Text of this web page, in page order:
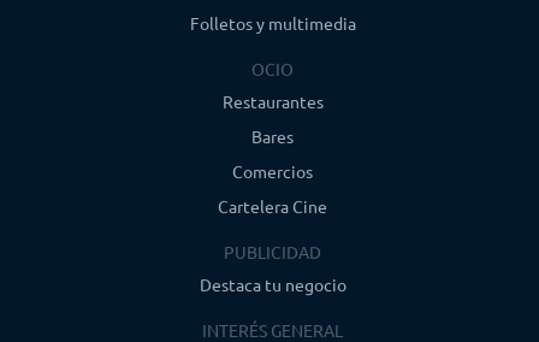
Folletos y multimedia
OCIO
Restaurantes
Bares
Comercios
Cartelera Cine
PUBLICIDAD
Destaca tu negocio
INTERÉS GENERAL